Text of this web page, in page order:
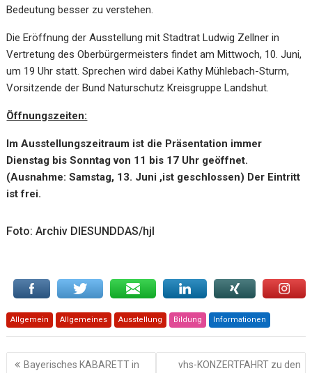
Bedeutung besser zu verstehen.
Die Eröffnung der Ausstellung mit Stadtrat Ludwig Zellner in
Vertretung des Oberbürgermeisters findet am Mittwoch, 10. Juni,
um 19 Uhr statt. Sprechen wird dabei Kathy Mühlebach-Sturm,
Vorsitzende der Bund Naturschutz Kreisgruppe Landshut.
Öffnungszeiten:
Im Ausstellungszeitraum ist die Präsentation immer
Dienstag bis Sonntag von 11 bis 17 Uhr geöffnet.
(Ausnahme: Samstag, 13. Juni ,ist geschlossen) Der Eintritt
ist frei.
Foto: Archiv DIESUNDDAS/hjl
Allgemein Allgemeines Ausstellung Bildung Informationen
Beitragsnavigation
Bayerisches KABARETT in
vhs-KONZERTFAHRT zu den